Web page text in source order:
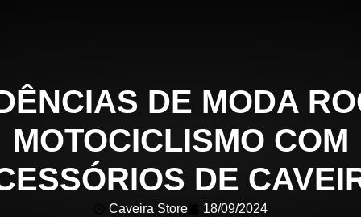
DE MODA
MOTOCICLISMO COM
DE
Caveira Store 18/09/2024